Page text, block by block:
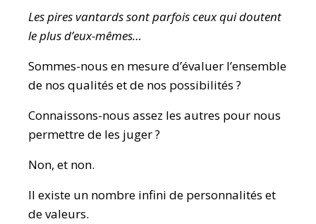
Les pires vantards sont parfois ceux qui doutent
le plus d’eux-mêmes…
Sommes-nous en mesure d’évaluer l’ensemble
de nos qualités et de nos possibilités ?
Connaissons-nous assez les autres pour nous
permettre de les juger ?
Non, et non.
Il existe un nombre infini de personnalités et
de valeurs.